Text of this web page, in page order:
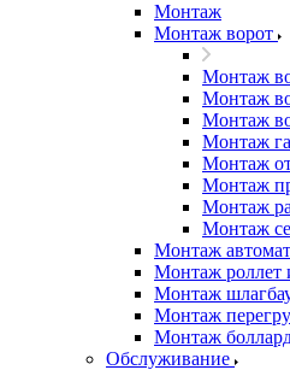
Монтаж
Монтаж ворот
Монтаж
Монтаж
Монтаж
Монтаж
Монтаж
Монтаж
Монтаж
Монтаж
Монтаж
Монтаж роллет
Монтаж
Монтаж
Монтаж
Обслуживание